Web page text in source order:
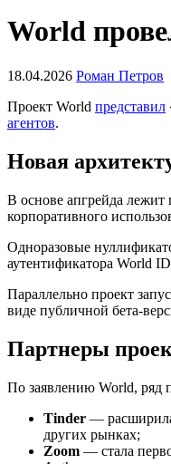
World
18.04.2026 Роман Петров
Проект World представил
агентов.
Новая
В основе апгрейда лежит
корпоративного
Одноразовые
аутентификатора World
Параллельно проект
виде публичной бета-
Партнеры
По заявлению World, ряд
Tinder —
других рынках;
Zoom — стала